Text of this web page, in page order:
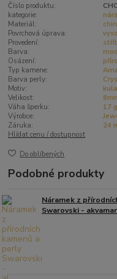
Číslo produktu:
kategorie:
Materiál:
Povrchová úprava:
Provedení:
Barva:
Osázení:
Typ kamene:
Barva perly:
Motiv:
Velikost:
Váha šperku:
17 g
Výrobce:
Záruka:
24
Hlídat cenu / dostupnost
Do oblíbených
Podobné produkty
Náramek z
Swarovski -